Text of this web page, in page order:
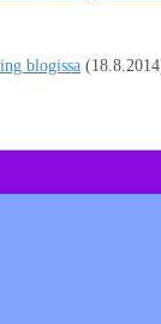
blogissa